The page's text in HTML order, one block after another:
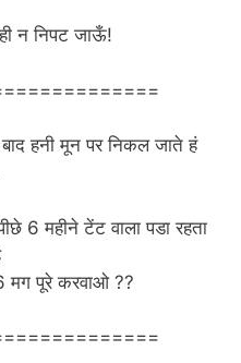
न निपट जाऊँ!
हनी मून पर निकल जाते हं
6 महीने टेंट वाला पडा रहता
मग पूरे करवाओ ??